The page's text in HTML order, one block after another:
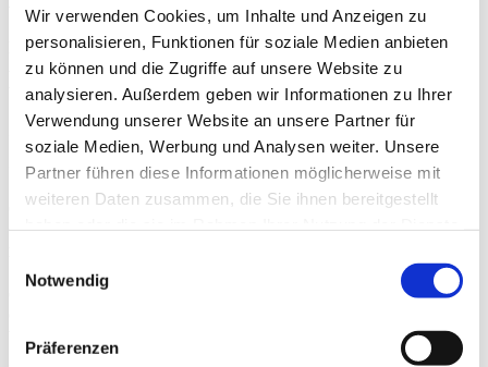
Wir verwenden Cookies, um Inhalte und Anzeigen zu
personalisieren, Funktionen für soziale Medien anbieten
zu können und die Zugriffe auf unsere Website zu
analysieren. Außerdem geben wir Informationen zu Ihrer
Verwendung unserer Website an unsere Partner für
soziale Medien, Werbung und Analysen weiter. Unsere
Partner führen diese Informationen möglicherweise mit
weiteren Daten zusammen, die Sie ihnen bereitgestellt
Selection
Notwendig
Präferenzen
Venez découvrirez les tendances en
matière de salles de bains, ainsi que des
produits phares, des armoires-miroirs et
des miroirs lumineux dans un stand au
concept unique. L’ISH de Francfort
approche. Prenez rendez-vous.
Obtenez un billet gratuit
Cette newsletter est publiée de manière sporadique. C’est-à-dire